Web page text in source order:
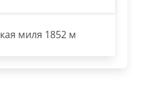
миля 1852 м